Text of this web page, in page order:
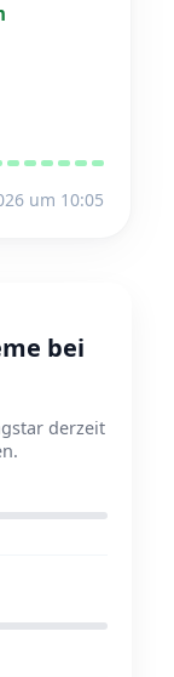
um 10:05
bei
derzeit